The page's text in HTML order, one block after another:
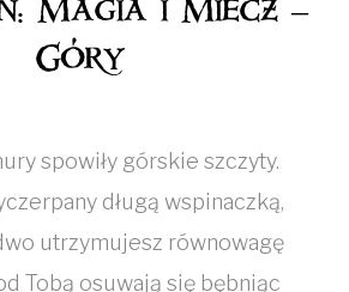
Magia i Miecz –
Góry
spowiły górskie szczyty.
długą wspinaczką,
utrzymujesz równowagę
Tobą osuwają się bębniąc